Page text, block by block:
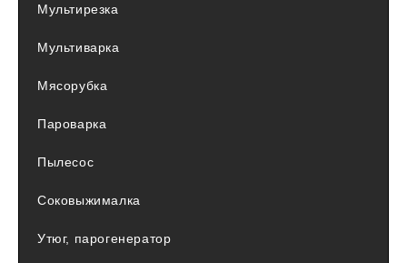
Мультирезка
Мультиварка
Мясорубка
Пароварка
Пылесос
Соковыжималка
Утюг, парогенератор